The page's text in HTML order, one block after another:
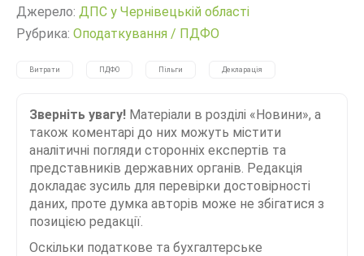
Джерело: ДПС у Чернівецькій області
Рубрика: Оподаткування / ПДФО
Витрати ПДФО Пільги Декларація
Зверніть увагу! Матеріали в розділі «Новини», а
також коментарі до них можуть містити
аналітичні погляди сторонніх експертів та
представників державних органів. Редакція
докладає зусиль для перевірки достовірності
даних, проте думка авторів може не збігатися з
позицією редакції.
Оскільки податкове та бухгалтерське